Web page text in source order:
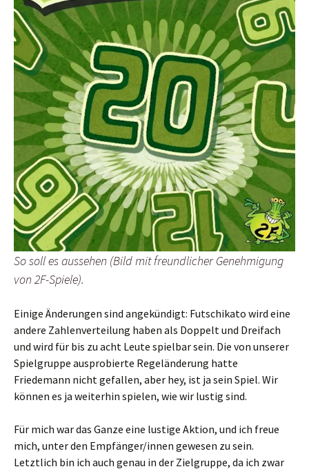
So soll es aussehen (Bild mit freundlicher Genehmigung
von 2F-Spiele).
Einige Änderungen sind angekündigt: Futschikato wird eine
andere Zahlenverteilung haben als Doppelt und Dreifach
und wird für bis zu acht Leute spielbar sein. Die von unserer
Spielgruppe ausprobierte Regeländerung hatte
Friedemann nicht gefallen, aber hey, ist ja sein Spiel. Wir
können es ja weiterhin spielen, wie wir lustig sind.
Für mich war das Ganze eine lustige Aktion, und ich freue
mich, unter den Empfänger/innen gewesen zu sein.
Letztlich bin ich auch genau in der Zielgruppe, da ich zwar